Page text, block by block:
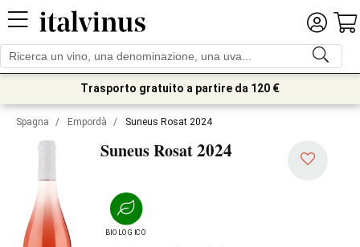
Trasporto gratuito a partire da 120 €
Spagna / Empordà / Suneus Rosat 2024
Suneus Rosat2024
BIOLOGICO